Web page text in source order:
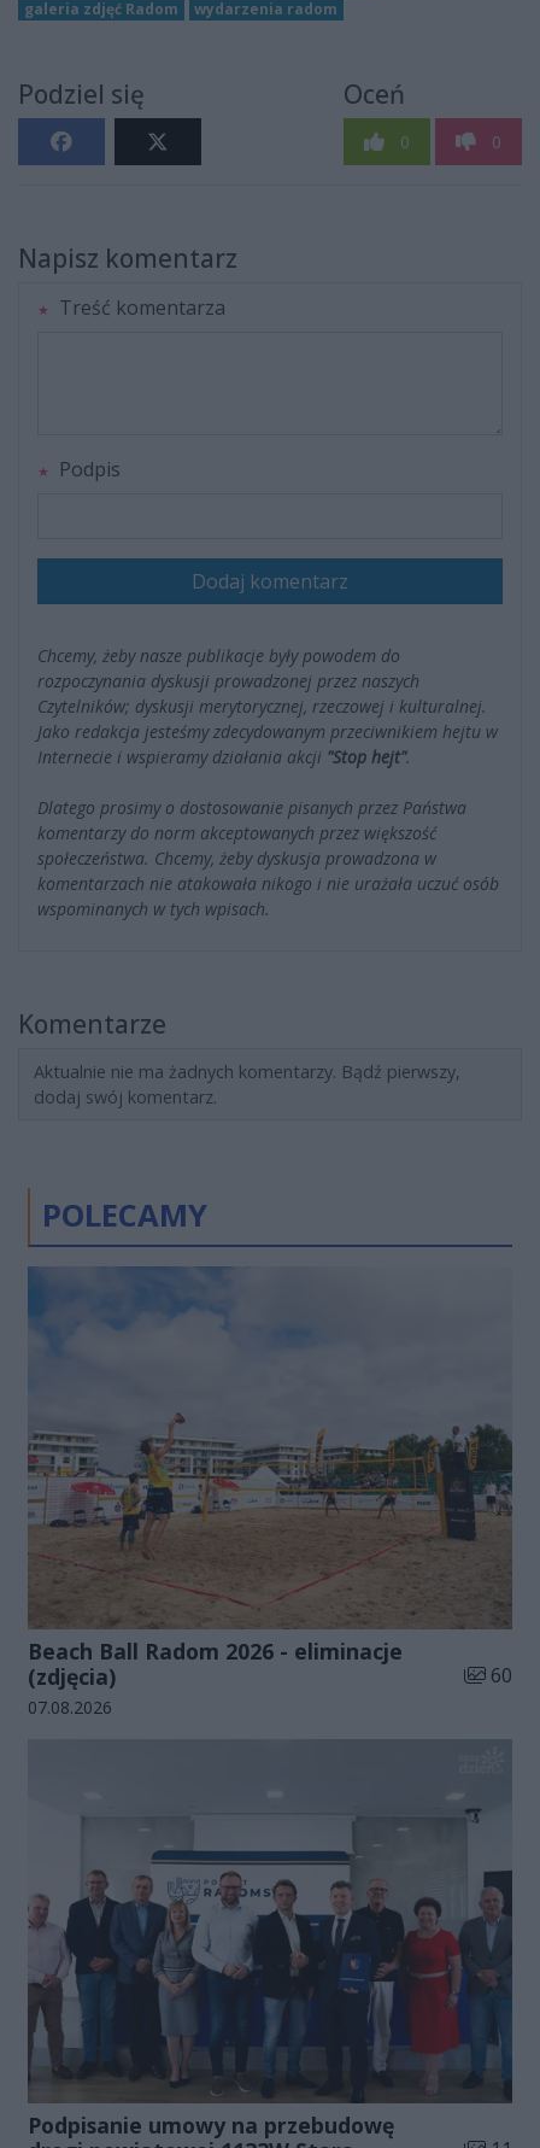
galeria zdjęć Radom
wydarzenia radom
Podziel się Oceń
0 0
Napisz komentarz
Treść komentarza
Podpis
Dodaj komentarz
Chcemy, żeby nasze publikacje były powodem do
rozpoczynania dyskusji prowadzonej przez naszych
Czytelników; dyskusji merytorycznej, rzeczowej i kulturalnej.
Jako redakcja jesteśmy zdecydowanym przeciwnikiem hejtu w
Internecie i wspieramy działania akcji "Stop hejt".
Dlatego prosimy o dostosowanie pisanych przez Państwa
komentarzy do norm akceptowanych przez większość
społeczeństwa. Chcemy, żeby dyskusja prowadzona w
komentarzach nie atakowała nikogo i nie urażała uczuć osób
wspominanych w tych wpisach.
Komentarze
Aktualnie nie ma żadnych komentarzy. Bądź pierwszy,
dodaj swój komentarz.
POLECAMY
Beach Ball Radom 2026 - eliminacje
(zdjęcia)
Liczba
60
Data dodania galerii:
07.08.2026
Podpisanie umowy na przebudowę